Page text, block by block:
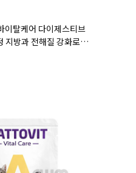
이탈케어 다이제스티브
지방과 전해질 강화로
이는데 도움